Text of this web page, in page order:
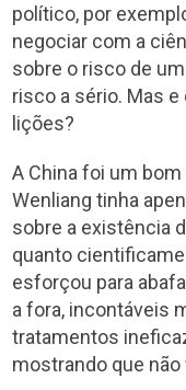
político, por
negociar com a
sobre o risco de
risco a sério. Mas e
lições?
A China foi um
Wenliang tinha
sobre a existência
quanto
esforçou para
a fora, incontáveis
tratamentos
mostrando que